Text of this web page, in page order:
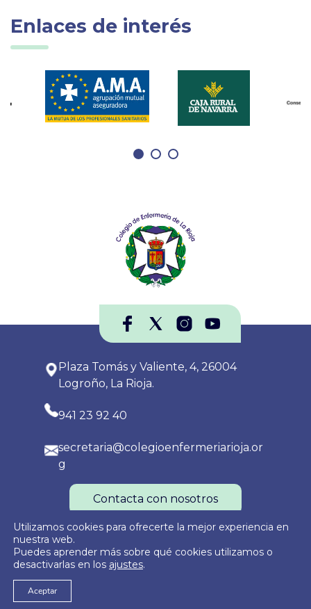
Enlaces de interés
Plaza Tomás y Valiente, 4, 26004
Logroño, La Rioja.
941 23 92 40
secretaria@colegioenfermeriarioja.or
g
Contacta con nosotros
© 2026
Política de Privacidad Política de Cookies
Utilizamos cookies para ofrecerte la mejor experiencia en
nuestra web.
Puedes aprender más sobre qué cookies utilizamos o
desactivarlas en los ajustes.
Aceptar